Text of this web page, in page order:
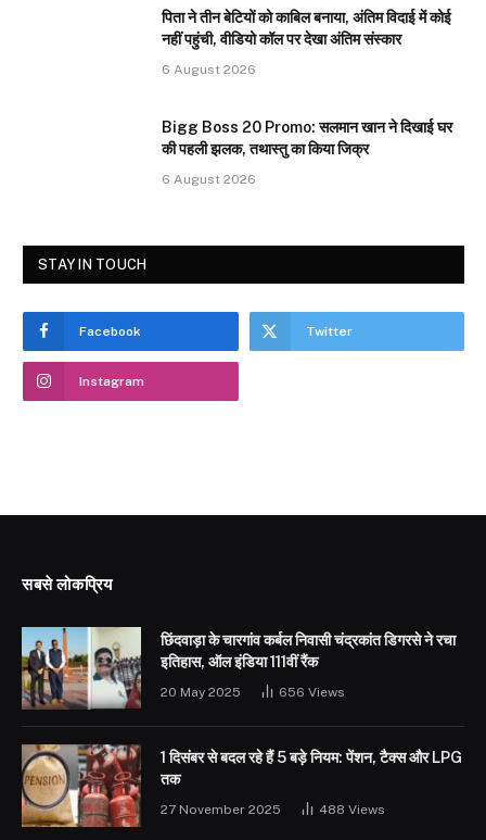
पिता ने तीन बेटियों को काबिल बनाया, अंतिम विदाई में कोई
नहीं पहुंची, वीडियो कॉल पर देखा अंतिम संस्कार
6 August 2026
Bigg Boss 20 Promo: सलमान खान ने दिखाई घर
की पहली झलक, तथास्तु का किया जिक्र
6 August 2026
STAY IN TOUCH
Facebook Twitter
Instagram
सबसे लोकप्रिय
छिंदवाड़ा के चारगांव कर्बल निवासी चंद्रकांत डिगरसे ने रचा
इतिहास, ऑल इंडिया 111वीं रैंक
20 May 2025 656 Views
1 दिसंबर से बदल रहे हैं 5 बड़े नियम: पेंशन, टैक्स और LPG
तक
27 November 2025 488 Views